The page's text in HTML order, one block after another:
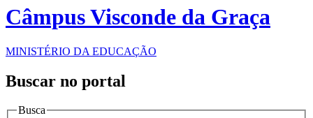
Câmpus Visconde da Graça
MINISTÉRIO DA EDUCAÇÃO
Buscar no portal
Busca